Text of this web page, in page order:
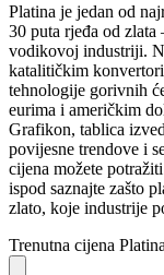
Platina je jedan od
30 puta rjeđa od
vodikovoj industriji.
katalitičkim
tehnologije gorivnih
eurima i američkim
Grafikon, tablica
povijesne trendove i
cijena možete
ispod saznajte zašto
zlato, koje industrije
Trenutna cijena Platina